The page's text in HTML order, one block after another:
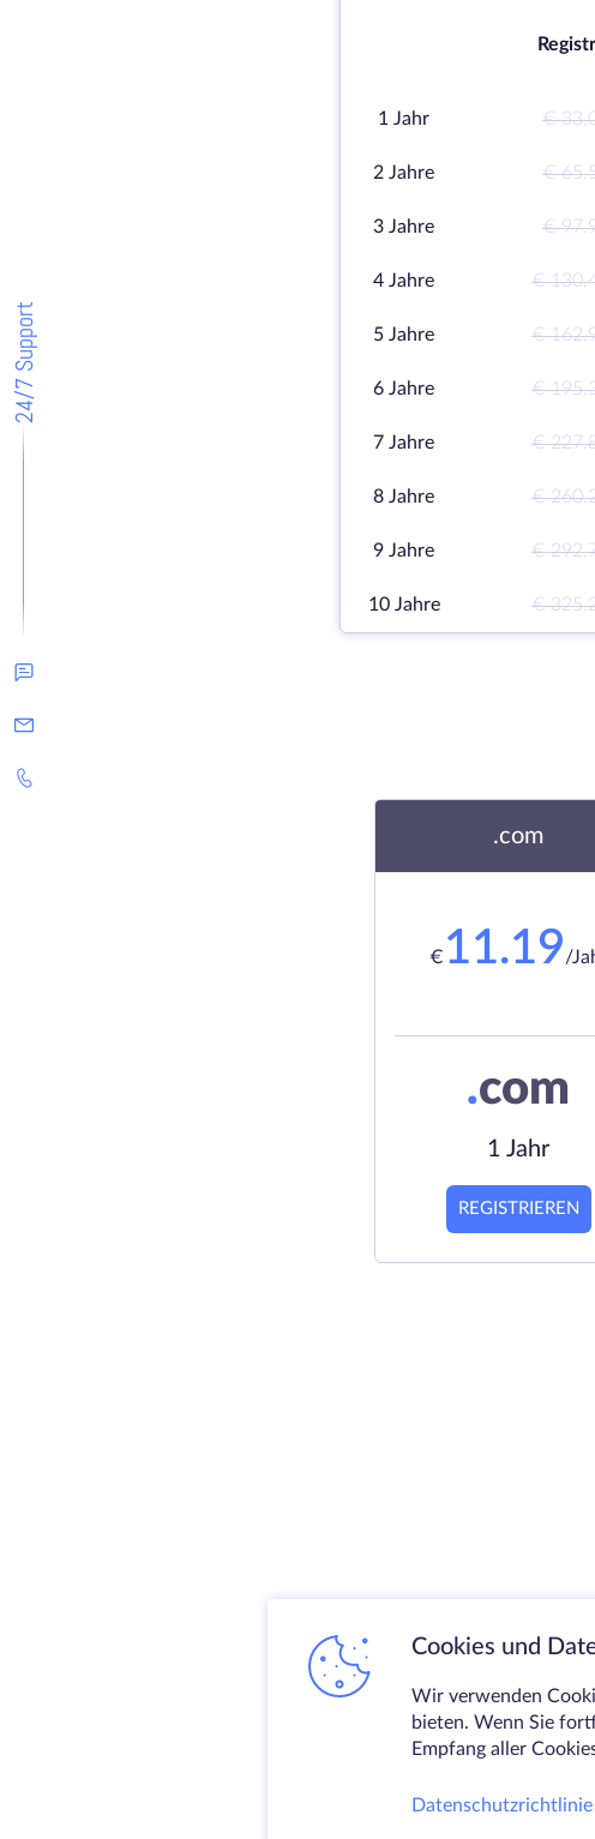
24/7 Support
1 Jahr €
2 Jahre €
3 Jahre €
4 Jahre €
5 Jahre €
6 Jahre €
7 Jahre €
8 Jahre €
9 Jahre €
10 Jahre €
.com
€ 11.19/
.com
1 Jahr
REGISTRIEREN
Cookies und
Wir verwenden
bieten. Wenn Sie
Empfang aller
Datenschutzrichtlinie